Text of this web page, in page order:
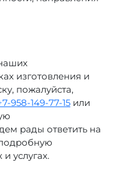
изготовления и
пожалуйста,
958-149-77-15 или
рады ответить на
услугах.